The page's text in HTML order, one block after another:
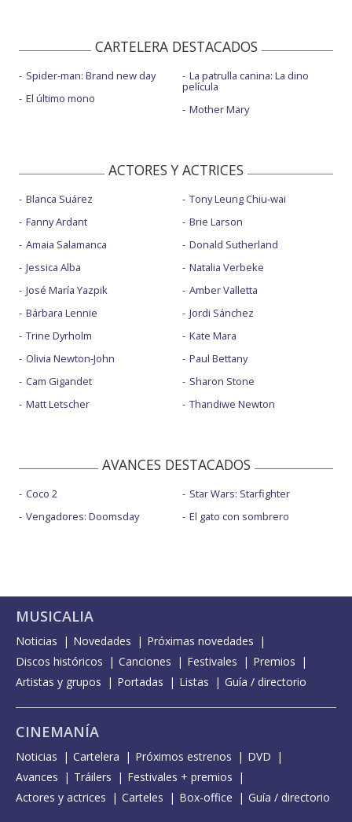
CARTELERA DESTACADOS
Spider-man: Brand new day
El último mono
La patrulla canina: La dino
película
Mother Mary
ACTORES Y ACTRICES
Blanca Suárez
Fanny Ardant
Amaia Salamanca
Jessica Alba
José María Yazpik
Bárbara Lennie
Trine Dyrholm
Olivia Newton-John
Cam Gigandet
Matt Letscher
Tony Leung Chiu-wai
Brie Larson
Donald Sutherland
Natalia Verbeke
Amber Valletta
Jordi Sánchez
Kate Mara
Paul Bettany
Sharon Stone
Thandiwe Newton
AVANCES DESTACADOS
Coco 2
Vengadores: Doomsday
Star Wars: Starfighter
El gato con sombrero
MUSICALIA
Noticias Novedades
Próximas novedades
Discos históricos
Canciones Festivales
Premios
Artistas y grupos
Portadas Listas Guía / directorio
CINEMANÍA
Noticias Cartelera Próximos estrenos
DVD
Avances
Tráilers
Festivales + premios
Actores y actrices
Carteles Box-office Guía / directorio